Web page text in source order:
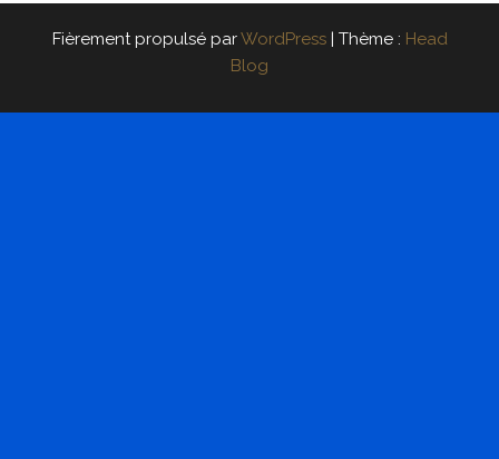
Fièrement propulsé parWordPress | Thème : Head
Blog